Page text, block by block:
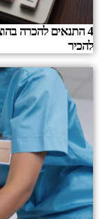
4 התנאים להכרה
להכיר